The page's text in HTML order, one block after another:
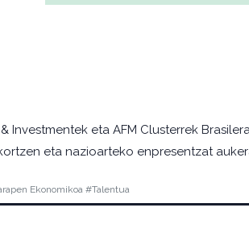
Investmentek eta AFM Clusterrek
eta nazioarteko enpresentzat
Ekonomikoa #Talentua